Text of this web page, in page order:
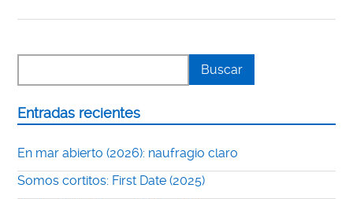
Entradas recientes
En mar abierto (2026): naufragio claro
Somos cortitos: First Date (2025)